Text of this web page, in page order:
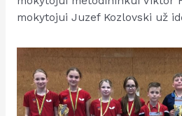
mokytojui Juzef Kozlovski už